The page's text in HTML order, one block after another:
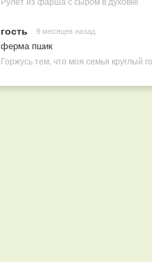
гость 9 месяцев назад
ферма пшик